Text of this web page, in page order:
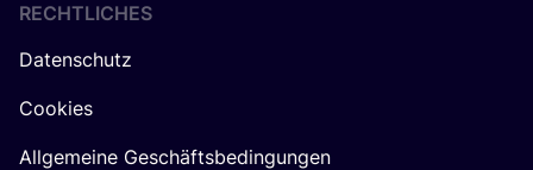
RECHTLICHES
Datenschutz
Cookies
Allgemeine Geschäftsbedingungen